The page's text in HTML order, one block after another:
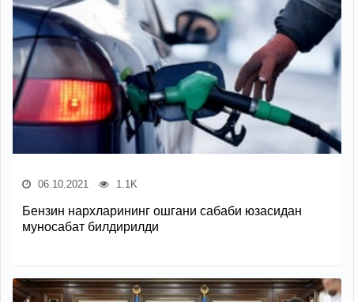
06.10.2021 1.1K
Бензин нархларининг ошгани сабаби юзасидан
муносабат билдирилди